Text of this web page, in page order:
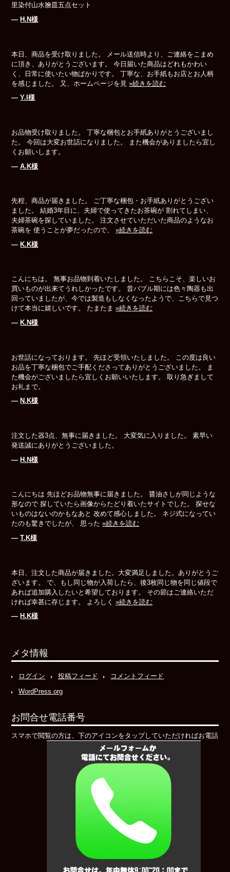
里染付山水膾皿五点セット
― H.N様
本日、商品を受け取りました。 メール送信時より、ご連絡をこまめ
に頂き、ありがとうございます。 今日届いた商品はどれもかわい
く、日常に使いたい物ばかりです。 丁寧な、お手紙もお店とお人柄
を感じました。 又、ホームページを見»続きを読む
―Y.I様
お品物受け取りました。 丁寧な梱包とお手紙ありがとうございまし
た。 今回は大変お世話になりました。 また機会がありましたら宜し
くお願いします。
―A.K様
先程、商品が届きました。 ご丁寧な梱包・お手紙ありがとうござい
ました。 結婚3年目に、夫婦で使ってきたお茶碗が 割れてしまい、
夫婦茶碗を探していました。 注文させていただいた商品のようなお
茶碗を 使うことが夢だったので、»続きを読む
― K.K様
こんにちは。 無事お品物到着いたしました。 こちらこそ、楽しいお
買いものが出来てうれしかったです。 昔バブル期には色々陶器も出
回っていましたが、今では製造もしなくなったようで、こちらで見つ
けて本当に嬉しいです。 たまたま»続きを読む
― K.N様
お世話になっております。 先ほど受領いたしました。 この度は良い
お品を丁寧な梱包でご手配くださってありがとうございました。 ま
た機会がございましたら宜しくお願いいたします。 取り急ぎまして
お礼まで。
― N.K様
注文した器3点、無事に届きました。 大変気に入りました。 素早い
発送誠にありがとうございました。
― H.N様
こんにちは 先ほどお品物無事に届きました。 醤油さしが同じような
形なので 探していたら画像からたどり着いたサイトでした。 探せな
いものはないのかもなあと 改めて感心しました。 ネジ式になってい
たのも驚きでしたが、 思った»続きを読む
―T.K様
本日、注文した商品が届きました。大変満足しました。ありがとうご
ざいます。 で、もし同じ物が入荷したら、後3枚同じ物を同じ値段で
あれば追加購入したいと希望しております。 その節はご連絡いただ
ければ幸甚に存じます。 よろしく»続きを読む
― H.K様
メタ情報
ログイン 投稿フィード
コメントフィード
WordPress.org
お問合せ電話番号
スマホで閲覧の方は、下のアイコンをタップしていただければお電話